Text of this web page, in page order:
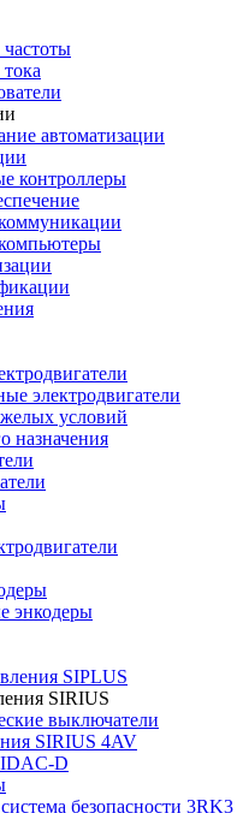
частоты
автоматизации
контроллеры
электродвигатели
условий
назначения
энкодеры
SIPLUS
SIRIUS
выключатели
SIRIUS 4AV
D
безопасности 3RK3